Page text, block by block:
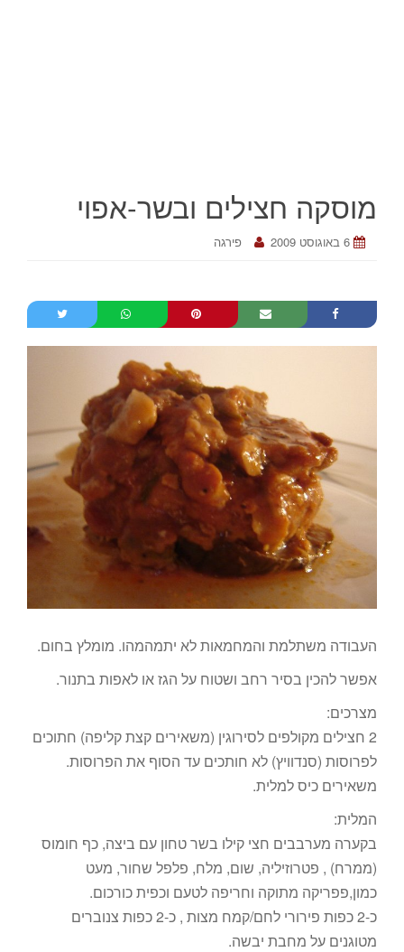
מוסקה חצילים ובשר-אפוי
6 באוגוסט 2009 פירגה
העבודה משתלמת והמחמאות לא יתמהמהו. מומלץ בחום.
אפשר להכין בסיר רחב ושטוח על הגז או לאפות בתנור.
מצרכים:
2 חצילים מקולפים לסירוגין (משאירים קצת קליפה) חתוכים
לפרוסות (סנדוויץ) לא חותכים עד הסוף את הפרוסות.
משאירים כיס למלית.
המלית:
בקערה מערבבים חצי קילו בשר טחון עם ביצה, כף חומוס
(ממרח) , פטרוזיליה, שום, מלח, פלפל שחור, מעט
כמון,פפריקה מתוקה וחריפה לטעם וכפית כורכום.
כ-2 כפות פירורי לחם/קמח מצות , כ-2 כפות צנוברים
מטוגנים על מחבת יבשה.